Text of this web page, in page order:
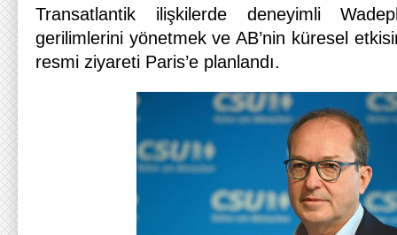
Transatlantik ilişkilerde deneyimli
gerilimlerini yönetmek ve AB’nin küresel
resmi ziyareti Paris’e planlandı.